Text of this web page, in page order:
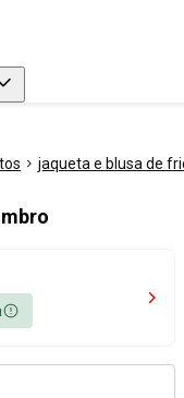
jaqueta e blusa de